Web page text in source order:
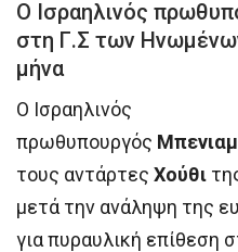
Ο Ισραηλινός
στη Γ.Σ των
μήνα
Ο Ισραηλινός
πρωθυπουργός
τους αντάρτες Χούθι
μετά την ανάληψη της
για πυραυλική επίθεση